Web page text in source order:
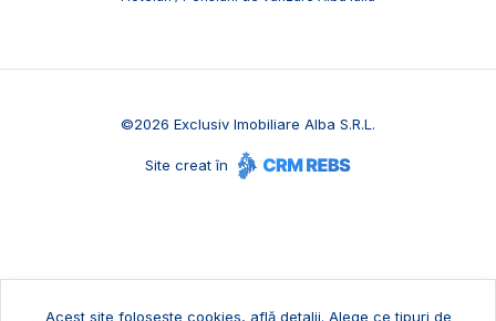
©2026 Exclusiv Imobiliare Alba S.R.L.
Site creat în
Acest site folosește cookies, află detalii. Alege ce tipuri de